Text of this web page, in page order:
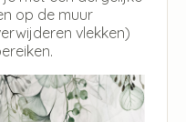
op de muur
vlekken)